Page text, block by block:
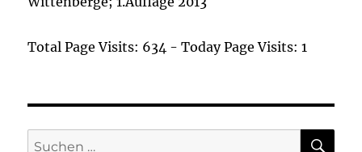
Total Page Visits: 634 - Today Page Visits: 1
Suchen